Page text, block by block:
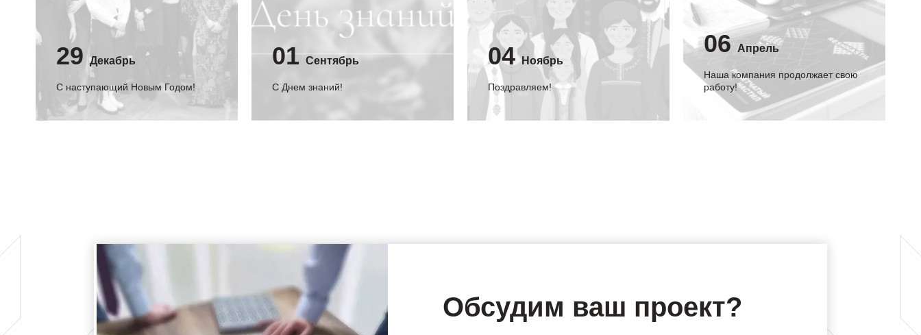
29 Декабрь
С наступающий Новым Годом!
01 Сентябрь
C Днем знаний!
04 Ноябрь
Поздравляем!
06 Апрель
Наша компания продолжает свою
работу!
Обсудим ваш проект?